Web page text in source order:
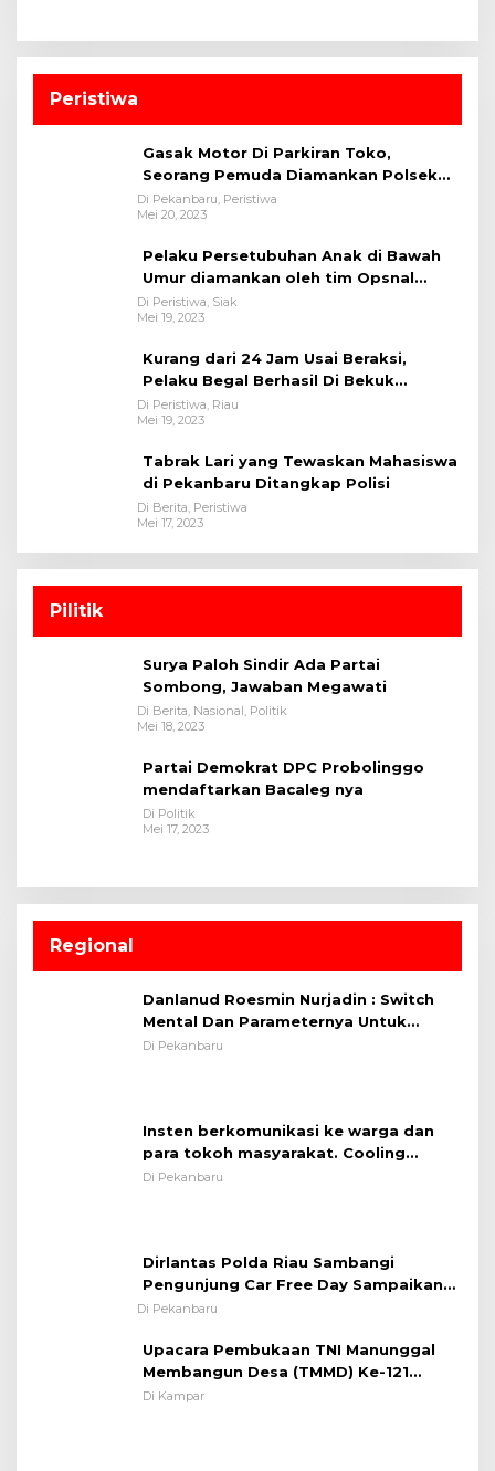
Peristiwa
Gasak Motor Di Parkiran Toko,
Seorang Pemuda Diamankan Polsek
Bukit Raya
Di Pekanbaru, Peristiwa
Mei 20, 2023
Pelaku Persetubuhan Anak di Bawah
Umur diamankan oleh tim Opsnal
Polsek Tualang-Polres Siak-Polda Riau
Di Peristiwa, Siak
Mei 19, 2023
Kurang dari 24 Jam Usai Beraksi,
Pelaku Begal Berhasil Di Bekuk
Satreskrim Polres Kuansing
Di Peristiwa, Riau
Mei 19, 2023
Tabrak Lari yang Tewaskan Mahasiswa
di Pekanbaru Ditangkap Polisi
Di Berita, Peristiwa
Mei 17, 2023
Pilitik
Surya Paloh Sindir Ada Partai
Sombong, Jawaban Megawati
Di Berita, Nasional, Politik
Mei 18, 2023
Partai Demokrat DPC Probolinggo
mendaftarkan Bacaleg nya
Di Politik
Mei 17, 2023
Regional
Danlanud Roesmin Nurjadin : Switch
Mental Dan Parameternya Untuk
Melaksanakan ✈
Di Pekanbaru
Insten berkomunikasi ke warga dan
para tokoh masyarakat. Cooling
System OMP LK ²024 Polsek Rumbai,
Di Pekanbaru
Pesan Edukasi Kamtibmas &
Kamseltibcarlantas
Di Pekanbaru
Upacara Pembukaan TNI Manunggal
Kodim 0313/KPR Tahun 2024) ?
Di Kampar